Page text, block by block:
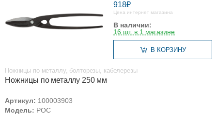
918₽
Цена интернет магазина
В наличии:
16 шт. в 1 магазине
В КОРЗИНУ
Ножницы по металлу, болторезы, кабелерезы
Ножницы по металлу 250 мм
Артикул: 100003903
Модель: РОС